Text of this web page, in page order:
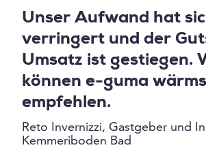
Unser Aufwand hat
verringert und der
Umsatz ist gestiegen.
können e-guma
empfehlen.
Reto Invernizzi, Gastgeber und
Kemmeriboden Bad